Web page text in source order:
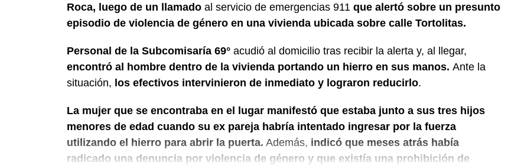
Roca, luego de un llamado al servicio de emergencias 911 que alertó sobre un presunto
episodio de violencia de género en una vivienda ubicada sobre calle Tortolitas.
Personal de la Subcomisaría 69° acudió al domicilio tras recibir la alerta y, al llegar,
encontró al hombre dentro de la vivienda portando un hierro en sus manos. Ante la
situación, los efectivos intervinieron de inmediato y lograron reducirlo.
La mujer que se encontraba en el lugar manifestó que estaba junto a sus tres hijos
menores de edad cuando su ex pareja habría intentado ingresar por la fuerza
utilizando el hierro para abrir la puerta. Además, indicó que meses atrás había
radicado una denuncia por violencia de género y que existía una prohibición de